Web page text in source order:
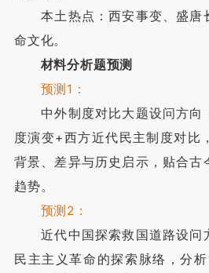
本土热点：西安事变、盛唐
命文化。
材料分析题预测
预测1：
中外制度对比大题设问方向
度演变+西方近代民主制度对比
背景、差异与历史启示，贴合古
趋势。
预测2：
近代中国探索救国道路设问
民主主义革命的探索脉络，分